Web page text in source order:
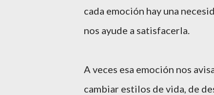
cada emoción hay una
nos ayude a satisfacerla.
A veces esa emoción nos
cambiar estilos de vida, de